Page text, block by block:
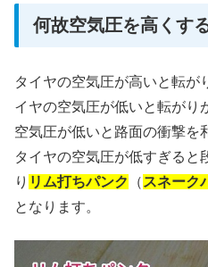
何故空気圧を高くす
タイヤの空気圧が高いと転が
イヤの空気圧が低いと転がり
空気圧が低いと路面の衝撃を
タイヤの空気圧が低すぎると
り リム打ちパンク （ スネーク
となります。